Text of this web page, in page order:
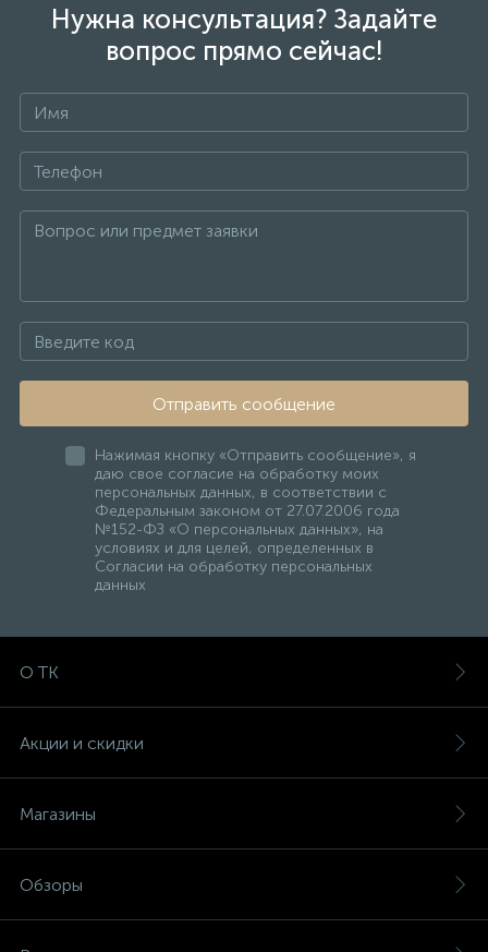
Нужна консультация? Задайте
вопрос прямо сейчас!
Отправить сообщение
Нажимая кнопку «Отправить сообщение», я
даю свое согласие на обработку моих
персональных данных, в соответствии с
Федеральным законом от 27.07.2006 года
№152-ФЗ «О персональных данных», на
условиях и для целей, определенных в
Согласии на обработку персональных
данных
О ТК
Акции и скидки
Магазины
Обзоры